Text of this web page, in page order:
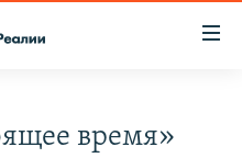
время»